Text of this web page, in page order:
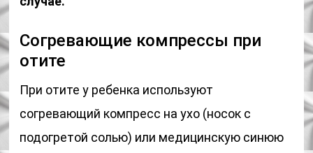
Согревающие компрессы при
отите
При отите у ребенка используют
согревающий компресс на ухо (носок с
подогретой солью) или медицинскую синюю